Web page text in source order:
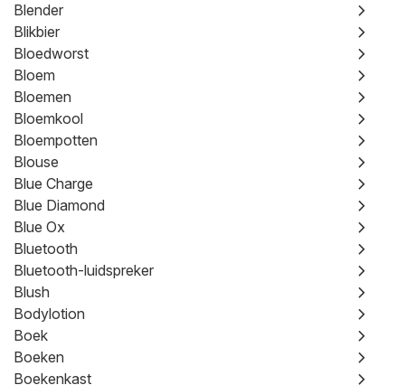
Blender
Blikbier
Bloedworst
Bloem
Bloemen
Bloemkool
Bloempotten
Blouse
Blue Charge
Blue Diamond
Blue Ox
Bluetooth
Bluetooth-luidspreker
Blush
Bodylotion
Boek
Boeken
Boekenkast